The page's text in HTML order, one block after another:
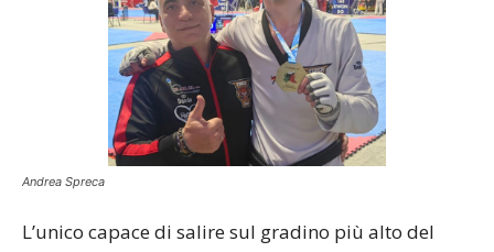
Andrea Spreca
L’unico capace di salire sul gradino più alto del